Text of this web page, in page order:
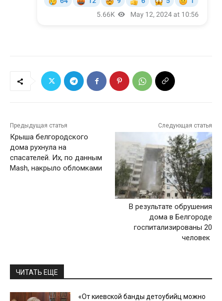
Предыдущая статья
Крыша белгородского
дома рухнула на
спасателей. Их, по данным
Mash, накрыло обломками
Следующая статья
В результате обрушения
дома в Белгороде
госпитализированы 20
человек
ЧИТАТЬ ЕЩЕ
«От киевской банды детоубийц можно